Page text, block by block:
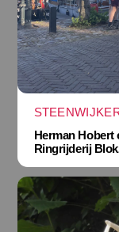
Herman Hobert
Ringrijderij